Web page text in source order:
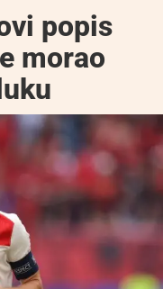
popis
morao